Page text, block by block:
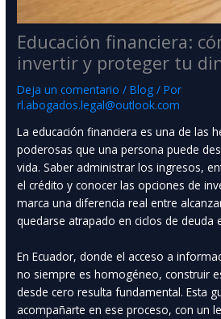
Educación financiera:
invertir y proteger tu
Deja un comentario /Blog / Por
rl.abogados.legal@outlook.com
La educación financiera es una de las
poderosas que una persona puede
vida. Saber administrar los ingresos,
el crédito y conocer las opciones de
marca una diferencia real entre
quedarse atrapado en ciclos de deuda
En Ecuador, donde el acceso a
no siempre es homogéneo, construir
desde cero resulta fundamental. Esta
acompañarte en ese proceso, con un